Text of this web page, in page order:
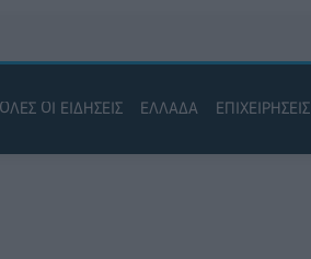
ΟΛΕΣ ΟΙ ΕΙΔΗΣΕΙΣ ΕΛΛΑΔΑ ΕΠΙΧΕΙΡΗΣΕΙΣ